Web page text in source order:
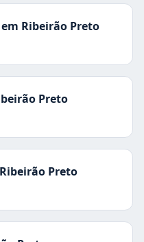
em Ribeirão Preto
Preto
Ribeirão Preto